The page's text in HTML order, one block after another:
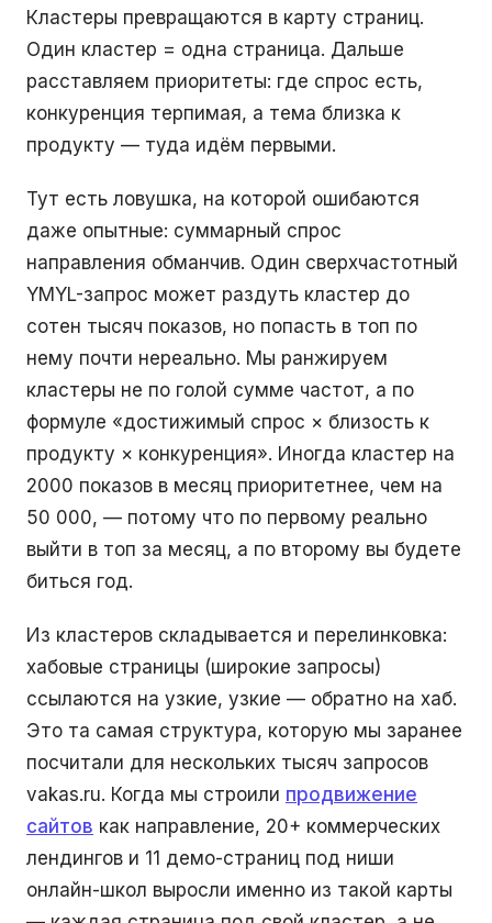
Кластеры превращаются в карту страниц.
Один кластер = одна страница. Дальше
расставляем приоритеты: где спрос есть,
конкуренция терпимая, а тема близка к
продукту — туда идём первыми.
Тут есть ловушка, на которой ошибаются
даже опытные: суммарный спрос
направления обманчив. Один сверхчастотный
YMYL-запрос может раздуть кластер до
сотен тысяч показов, но попасть в топ по
нему почти нереально. Мы ранжируем
кластеры не по голой сумме частот, а по
формуле «достижимый спрос × близость к
продукту × конкуренция». Иногда кластер на
2000 показов в месяц приоритетнее, чем на
50 000, — потому что по первому реально
выйти в топ за месяц, а по второму вы будете
биться год.
Из кластеров складывается и перелинковка:
хабовые страницы (широкие запросы)
ссылаются на узкие, узкие — обратно на хаб.
Это та самая структура, которую мы заранее
посчитали для нескольких тысяч запросов
vakas.ru. Когда мы строили продвижение
сайтов как направление, 20+ коммерческих
лендингов и 11 демо-страниц под ниши
онлайн-школ выросли именно из такой карты